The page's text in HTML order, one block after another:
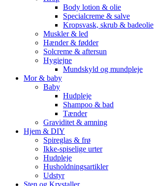
Body lotion & olie
Specialcreme & salve
Kropsvask, skrub & badeolie
Muskler & led
Hænder & fødder
Solcreme & aftersun
Hygiejne
Mundskyld og mundpleje
Mor & baby
Baby
Hudpleje
Shampoo & bad
Tænder
Graviditet & amning
Hjem & DIY
Spireglas & frø
Ikke-spiselige urter
Hudpleje
Husholdningsartikler
Udstyr
Sten og Krystaller